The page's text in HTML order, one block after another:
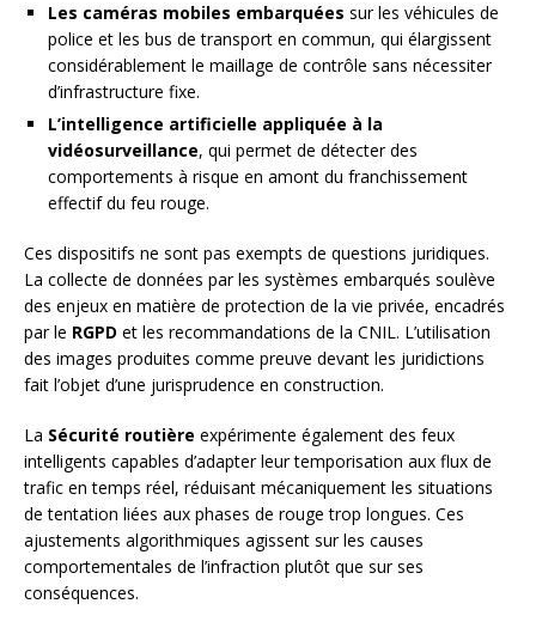
Les caméras mobiles embarquées sur les véhicules de
police et les bus de transport en commun, qui élargissent
considérablement le maillage de contrôle sans nécessiter
d’infrastructure fixe.
L’intelligence artificielle appliquée à la
vidéosurveillance, qui permet de détecter des
comportements à risque en amont du franchissement
effectif du feu rouge.
Ces dispositifs ne sont pas exempts de questions juridiques.
La collecte de données par les systèmes embarqués soulève
des enjeux en matière de protection de la vie privée, encadrés
par le RGPD et les recommandations de la CNIL. L’utilisation
des images produites comme preuve devant les juridictions
fait l’objet d’une jurisprudence en construction.
La Sécurité routière expérimente également des feux
intelligents capables d’adapter leur temporisation aux flux de
trafic en temps réel, réduisant mécaniquement les situations
de tentation liées aux phases de rouge trop longues. Ces
ajustements algorithmiques agissent sur les causes
comportementales de l’infraction plutôt que sur ses
conséquences.